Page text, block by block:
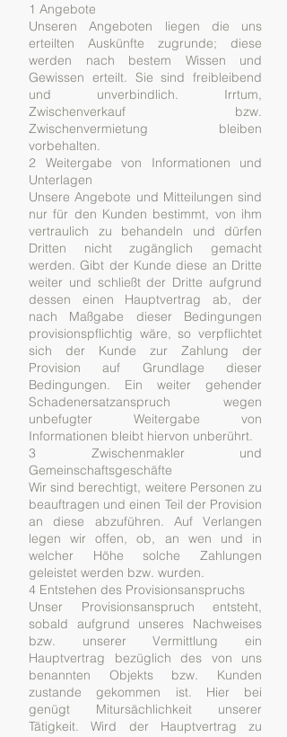
1 Angebote
Unseren Angeboten liegen die uns
erteilten Auskünfte zugrunde; diese
werden nach bestem Wissen und
Gewissen erteilt. Sie sind freibleibend
und unverbindlich. Irrtum,
Zwischenverkauf bzw.
Zwischenvermietung bleiben
vorbehalten.
2 Weitergabe von Informationen und
Unterlagen
Unsere Angebote und Mitteilungen sind
nur für den Kunden bestimmt, von ihm
vertraulich zu behandeln und dürfen
Dritten nicht zugänglich gemacht
werden. Gibt der Kunde diese an Dritte
weiter und schließt der Dritte aufgrund
dessen einen Hauptvertrag ab, der
nach Maßgabe dieser Bedingungen
provisionspflichtig wäre, so verpflichtet
sich der Kunde zur Zahlung der
Provision auf Grundlage dieser
Bedingungen. Ein weiter gehender
Schadenersatzanspruch wegen
unbefugter Weitergabe von
Informationen bleibt hiervon unberührt.
3 Zwischenmakler und
Gemeinschaftsgeschäfte
Wir sind berechtigt, weitere Personen zu
beauftragen und einen Teil der Provision
an diese abzuführen. Auf Verlangen
legen wir offen, ob, an wen und in
welcher Höhe solche Zahlungen
geleistet werden bzw. wurden.
4 Entstehen des Provisionsanspruchs
Unser Provisionsanspruch entsteht,
sobald aufgrund unseres Nachweises
bzw. unserer Vermittlung ein
Hauptvertrag bezüglich des von uns
benannten Objekts bzw. Kunden
zustande gekommen ist. Hier bei
genügt Mitursächlichkeit unserer
Tätigkeit. Wird der Hauptvertrag zu